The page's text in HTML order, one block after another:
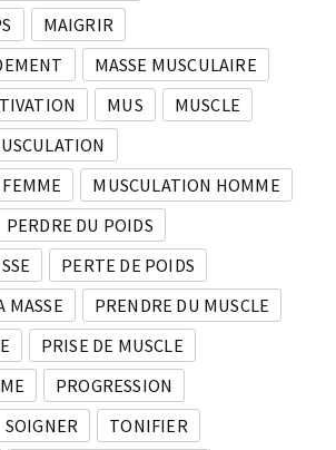
MAIGRIR
MASSE MUSCULAIRE
MUS
MUSCLE
MUSCULATION HOMME
PERDRE DU POIDS
PERTE DE POIDS
MASSE
PRENDRE DU MUSCLE
PRISE DE MUSCLE
PROGRESSION
SOIGNER
TONIFIER